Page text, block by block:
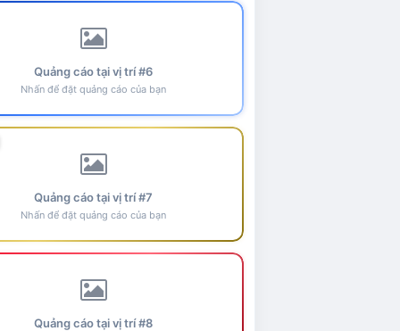
Quảng cáo tại vị trí #6
Nhấn để đặt quảng cáo của bạn
Quảng cáo tại vị trí #7
Nhấn để đặt quảng cáo của bạn
Quảng cáo tại vị trí #8